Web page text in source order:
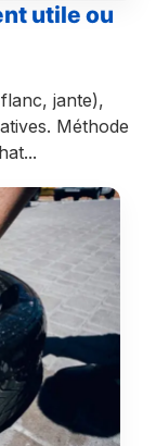
utile ou
jante),
Méthode